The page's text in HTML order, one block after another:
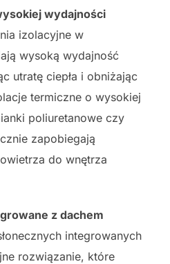
wydajności
izolacyjne w
wysoką wydajność
utratę ciepła i obniżając
termiczne o wysokiej
poliuretanowe czy
zapobiegają
do wnętrza
z dachem
integrowanych
rozwiązanie, które